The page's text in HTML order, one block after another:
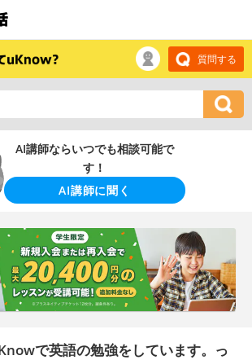
質問する
AI講師ならいつでも相談可能で
す！
AI講師に聞く
で英語の勉強をしています。っ